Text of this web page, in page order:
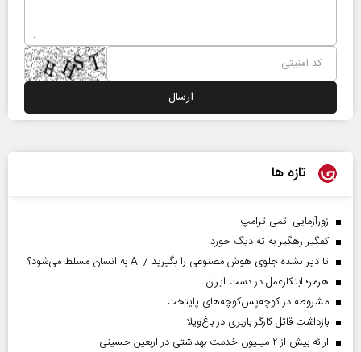
تازه ها
زورآزمایی اتمی ترامپ
کفگیر رهگیر به ته دیگ خورد
تا دیر نشده جلوی هوش مصنوعی را بگیرید / AI به انسان مسلط می‌شود؟
هرمز؛ ابتکارعمل در دست ایران
مشروطه در کوچه‌پس‌کوچه‌های پایتخت
بازداشت قاتل کارگر باربری در باغ‌ویلا
ارائه بیش از ۲ میلیون خدمت بهداشتی در اربعین حسینی